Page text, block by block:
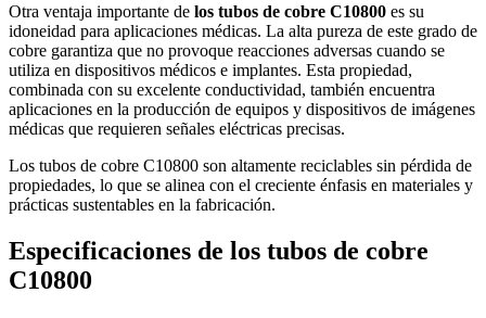
Otra ventaja importante de los tubos de cobre C10800 es su
idoneidad para aplicaciones médicas. La alta pureza de este grado de
cobre garantiza que no provoque reacciones adversas cuando se
utiliza en dispositivos médicos e implantes. Esta propiedad,
combinada con su excelente conductividad, también encuentra
aplicaciones en la producción de equipos y dispositivos de imágenes
médicas que requieren señales eléctricas precisas.
Los tubos de cobre C10800 son altamente reciclables sin pérdida de
propiedades, lo que se alinea con el creciente énfasis en materiales y
prácticas sustentables en la fabricación.
Especificaciones de los tubos de cobre
C10800